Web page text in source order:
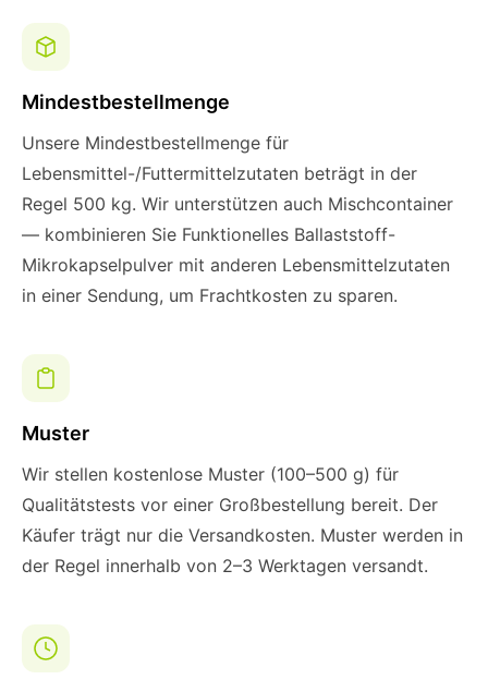
Mindestbestellmenge
Unsere Mindestbestellmenge für
Lebensmittel-/Futtermittelzutaten beträgt in der
Regel 500 kg. Wir unterstützen auch Mischcontainer
— kombinieren Sie Funktionelles Ballaststoff-
Mikrokapselpulver mit anderen Lebensmittelzutaten
in einer Sendung, um Frachtkosten zu sparen.
Muster
Wir stellen kostenlose Muster (100–500 g) für
Qualitätstests vor einer Großbestellung bereit. Der
Käufer trägt nur die Versandkosten. Muster werden in
der Regel innerhalb von 2–3 Werktagen versandt.